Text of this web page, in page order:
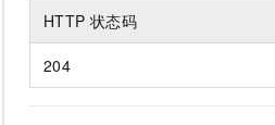
HTTP 状态码
204